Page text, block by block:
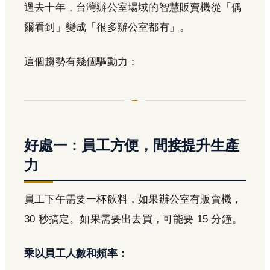
過去十年，台灣辦公室場域的智慧販賣機從「偶
爾看到」變成「很多辦公室都有」。
這個趨勢有幾個驅動力：
好處一：員工方便，間接提升生產
力
員工下午需要一杯飲料，如果辦公室有販賣機，
30 秒搞定。如果需要出去買，可能要 15 分鐘。
乘以員工人數和頻率：